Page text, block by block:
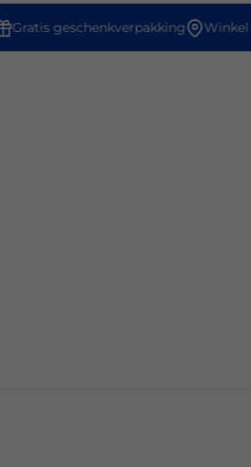
Gratis geschenkverpakking Winkel